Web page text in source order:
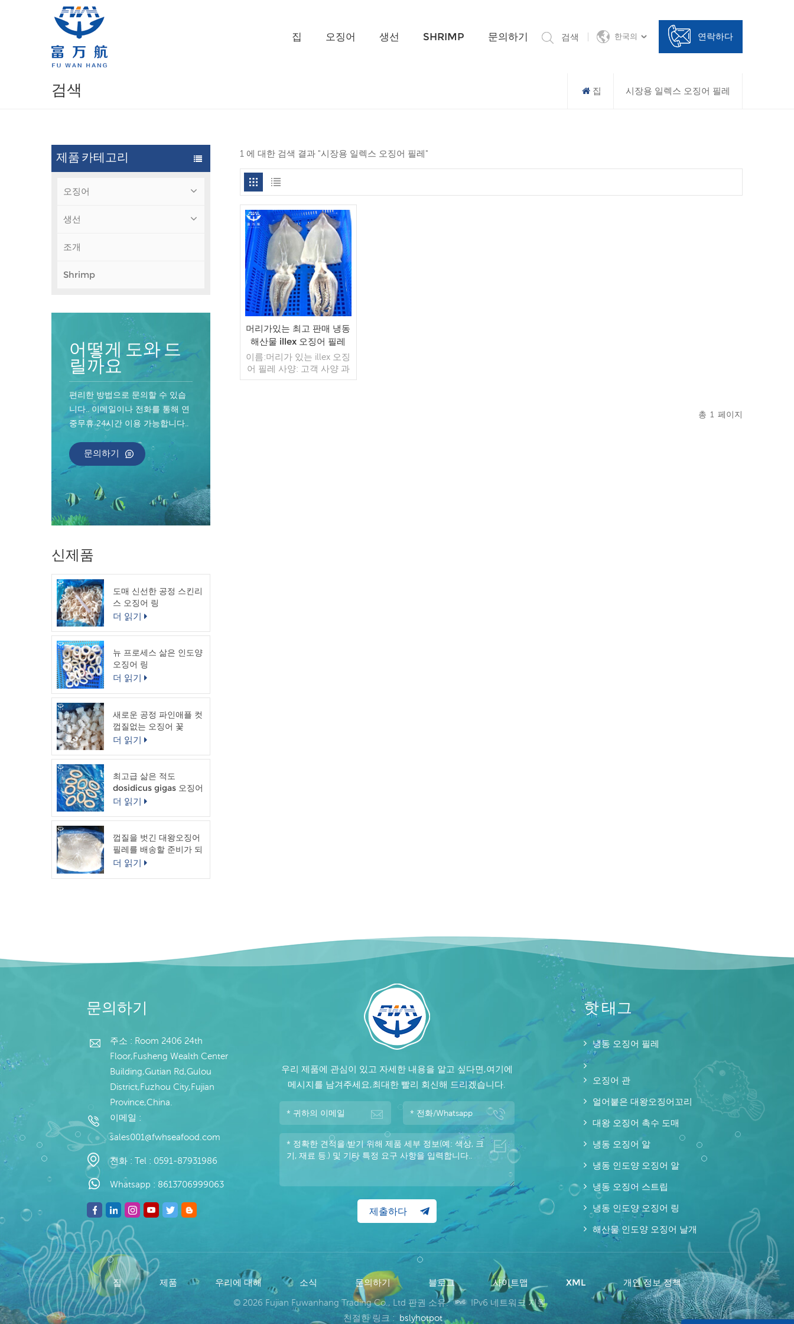
집 오징어 생선 SHRIMP 문의하기 검색 한국의 연락하다
검색 집 시장용 일렉스 오징어 필레
제품 카테고리
오징어
생선
조개
Shrimp
어떻게 도와 드
릴까요
편리한 방법으로 문의할 수 있습
니다.. 이메일이나 전화를 통해 연
중무휴 24시간 이용 가능합니다..
문의하기
신제품
도매 신선한 공정 스킨리
스 오징어 링
더 읽기
뉴 프로세스 삶은 인도양
오징어 링
더 읽기
새로운 공정 파인애플 컷
껍질없는 오징어 꽃
더 읽기
최고급 삶은 적도
dosidicus gigas 오징어
링
더 읽기
껍질을 벗긴 대왕오징어
필레를 배송할 준비가 되
었습니다.
더 읽기
1 에 대한 검색 결과 "시장용 일렉스 오징어 필레"
머리가있는 최고 판매 냉동
해산물 illex 오징어 필레
이름:머리가 있는 illex 오징
어 필레 사양: 고객 사양 과
정: 장 글레이징: IQF 40%
총 1 페이지
문의하기
주소 : Room 2406 24th
Floor,Fusheng Wealth Center
Building,Gutian Rd,Gulou
District,Fuzhou City,Fujian
Province,China.
이메일 :
sales001@fwhseafood.com
전화 : Tel : 0591-87931986
Whatsapp : 8613706999063
우리 제품에 관심이 있고 자세한 내용을 알고 싶다면,여기에
메시지를 남겨주세요,최대한 빨리 회신해 드리겠습니다.
핫 태그
냉동 오징어 필레
오징어 관
얼어붙은 대왕오징어꼬리
대왕 오징어 촉수 도매
냉동 오징어 알
냉동 인도양 오징어 알
냉동 오징어 스트립
냉동 인도양 오징어 링
해산물 인도양 오징어 날개
집 제품 우리에 대해 소식 문의하기 블로그 사이트맵 XML 개인 정보 정책
© 2026 Fujian Fuwanhang Trading Co., Ltd 판권 소유.
IPv6 네트워크 지원
친절한 링크 : bslyhotpot